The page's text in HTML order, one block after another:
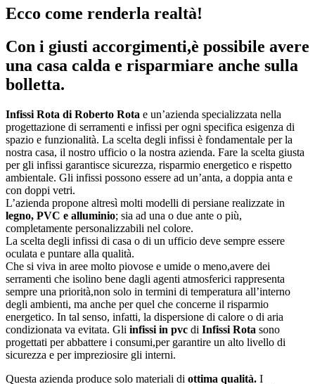
Ecco come renderla realtà!
Con i giusti accorgimenti,è possibile avere
una casa calda e risparmiare anche sulla
bolletta.
Infissi Rota di Roberto Rota e un’azienda specializzata nella
progettazione di serramenti e infissi per ogni specifica esigenza di
spazio e funzionalità. La scelta degli infissi è fondamentale per la
nostra casa, il nostro ufficio o la nostra azienda. Fare la scelta giusta
per gli infissi garantisce sicurezza, risparmio energetico e rispetto
ambientale. Gli infissi possono essere ad un’anta, a doppia anta e
con doppi vetri.
L’azienda propone altresì molti modelli di persiane realizzate in
legno, PVC e alluminio; sia ad una o due ante o più,
completamente personalizzabili nel colore.
La scelta degli infissi di casa o di un ufficio deve sempre essere
oculata e puntare alla qualità.
Che si viva in aree molto piovose e umide o meno,avere dei
serramenti che isolino bene dagli agenti atmosferici rappresenta
sempre una priorità,non solo in termini di temperatura all’interno
degli ambienti, ma anche per quel che concerne il risparmio
energetico. In tal senso, infatti, la dispersione di calore o di aria
condizionata va evitata. Gli infissi in pvc di Infissi Rota sono
progettati per abbattere i consumi,per garantire un alto livello di
sicurezza e per impreziosire gli interni.
Questa azienda produce solo materiali di ottima qualità. I